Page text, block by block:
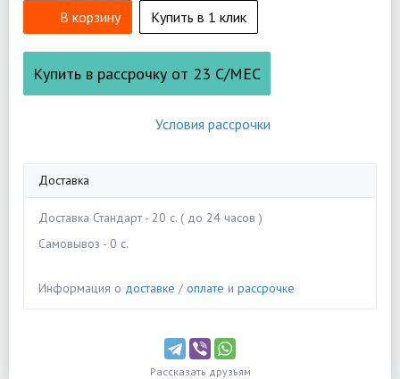
В корзину Купить в 1 клик
Купить в рассрочку от 23 С/МЕС
Условия рассрочки
Доставка
Доставка Стандарт - 20 c. ( до 24 часов )
Самовывоз - 0 c.
Информация о доставке /оплате и рассрочке
Рассказать друзьям